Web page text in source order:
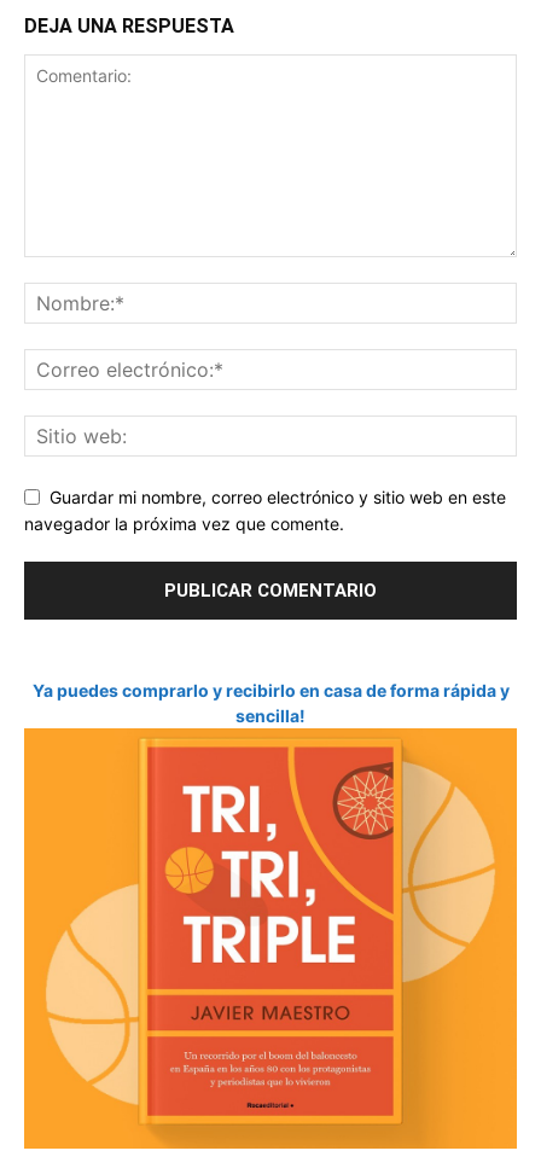
DEJA UNA RESPUESTA
Guardar mi nombre, correo electrónico y sitio web en este
navegador la próxima vez que comente.
Ya puedes comprarlo y recibirlo en casa de forma rápida y
sencilla!